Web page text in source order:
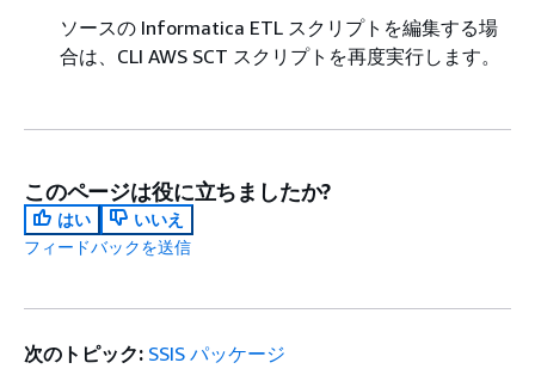
ソースの Informatica ETL スクリプトを編集する場
合は、CLI AWS SCT スクリプトを再度実行します。
このページは役に立ちましたか?
はい
いいえ
フィードバックを送信
次のトピック: SSIS パッケージ